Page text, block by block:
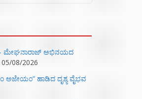
– ಮೇಘನಾರಾಜ್ ಅಭಿನಯದ
05/08/2026
ಅಜೇಯಂ” ಹಾಡಿದ ದೃಶ್ಯ ವೈಭವ